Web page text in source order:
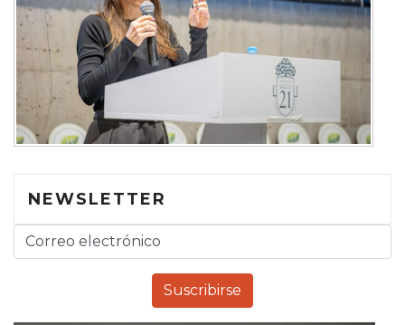
NEWSLETTER